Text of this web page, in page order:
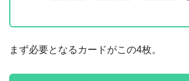
まず必要となるカードがこの4枚。